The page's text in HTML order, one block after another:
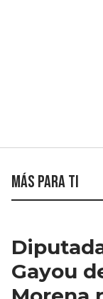
Más para ti
Gayou